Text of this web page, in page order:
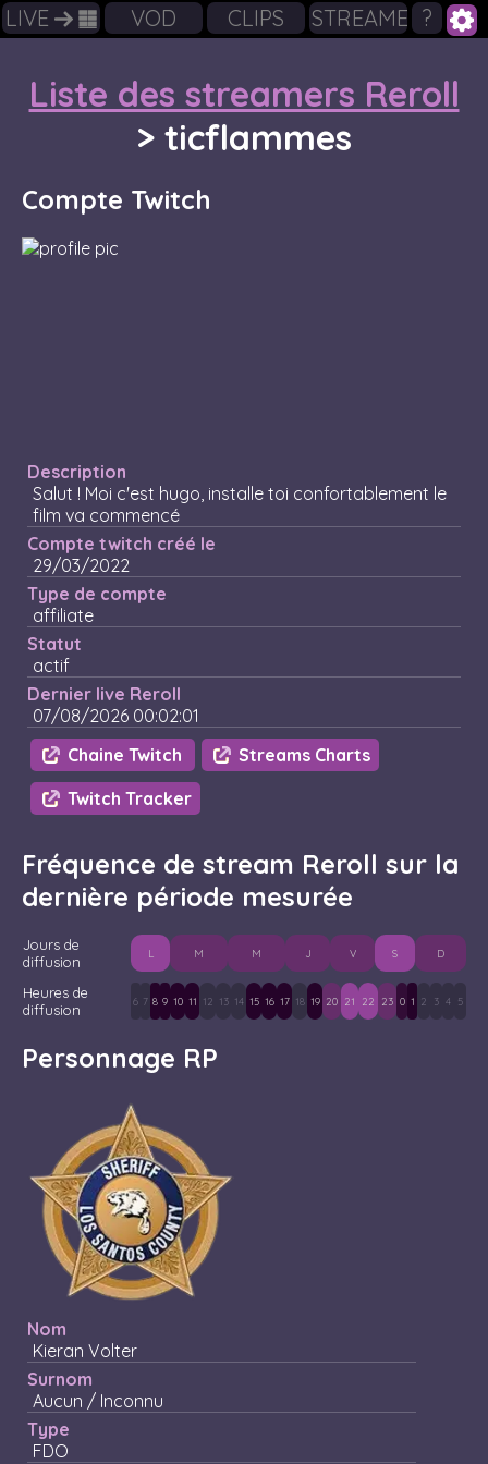
LIVE VOD CLIPS STREAMERS
?
Liste des streamers Reroll
> ticflammes
Compte Twitch
Description
Salut ! Moi c'est hugo, installe toi confortablement le
film va commencé
Compte twitch créé le
29/03/2022
Type de compte
affiliate
Statut
actif
Dernier live Reroll
07/08/2026 00:02:01
Chaine Twitch
Streams Charts
Twitch Tracker
Fréquence de stream Reroll sur la
dernière période mesurée
Jours de
diffusion
L M M J V S D
Heures de
diffusion
6 7 8 9 10 11 12 13 14 15 16 17 18 19 20 21 22 23 0 1 2 3 4 5
Personnage RP
Nom
Kieran Volter
Surnom
Aucun / Inconnu
Type
FDO